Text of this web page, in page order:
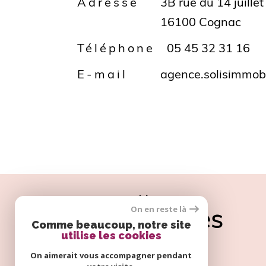
o
é
Adresse
3B rue du 14 juillet
16100 Cognac
Téléphone 05 45 32 31 16
E-mail
partenaires
On en reste là
Comme beaucoup, notre site
utilise les cookies
On aimerait vous accompagner pendant